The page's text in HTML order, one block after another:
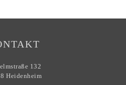
132
Heidenheim